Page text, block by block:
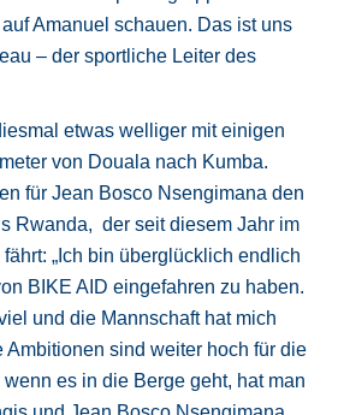
Amanuel schauen. Das ist uns
– der sportliche Leiter des
etwas welliger mit einigen
von Douala nach Kumba.
für Jean Bosco Nsengimana den
Rwanda, der seit diesem Jahr im
„Ich bin überglücklich endlich
BIKE AID eingefahren zu haben.
und die Mannschaft hat mich
Ambitionen sind weiter hoch für die
es in die Berge geht, hat man